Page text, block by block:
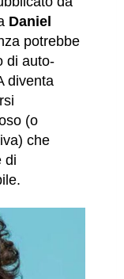
Daniel
potrebbe
di auto-
diventa
(o
che
di